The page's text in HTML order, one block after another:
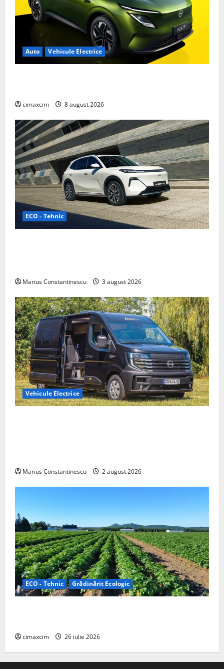
Auto Vehicule Electrice
cimaxcim 8 august 2026
ECO - Tehnic
Marius Constantinescu 3 august 2026
Vehicule Electrice
Marius Constantinescu 2 august 2026
ECO - Tehnic Grădinărit Ecologic
cimaxcim 26 iulie 2026